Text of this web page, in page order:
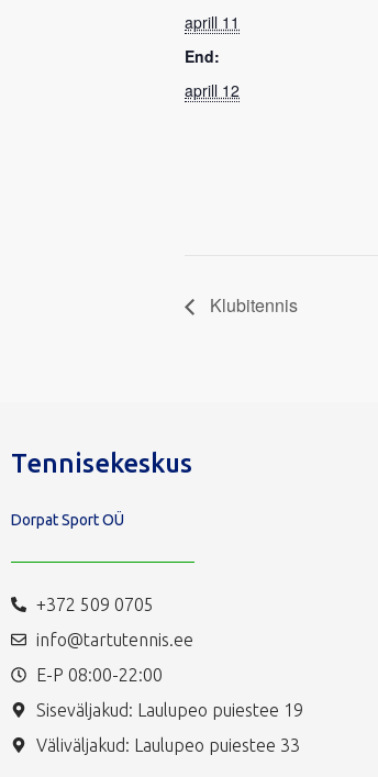
aprill 11
End:
aprill 12
Klubitennis
Tennisekeskus
Dorpat Sport OÜ
+372 509 0705
info@tartutennis.ee
E-P 08:00-22:00
Siseväljakud: Laulupeo puiestee 19
Väliväljakud: Laulupeo puiestee 33